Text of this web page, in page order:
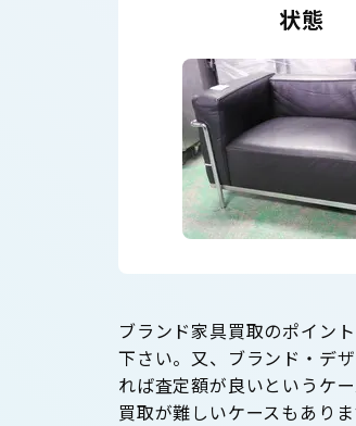
状態
ブランド家具買取のポイン
下さい。又、ブランド・デ
れば査定額が良いというケ
買取が難しいケースもあり